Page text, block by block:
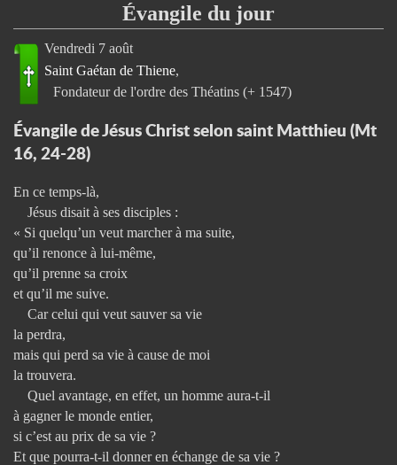
Évangile du jour
Vendredi 7 août
Saint Gaétan de Thiene
Fondateur de l'ordre des Théatins (+ 1547)
Évangile de Jésus Christ selon saint Matthieu (Mt
16, 24-28)
En ce temps-là,
Jésus disait à ses disciples :
« Si quelqu’un veut marcher à ma suite,
qu’il renonce à lui-même,
qu’il prenne sa croix
et qu’il me suive.
Car celui qui veut sauver sa vie
la perdra,
mais qui perd sa vie à cause de moi
la trouvera.
Quel avantage, en effet, un homme aura-t-il
à gagner le monde entier,
si c’est au prix de sa vie ?
Et que pourra-t-il donner en échange de sa vie ?